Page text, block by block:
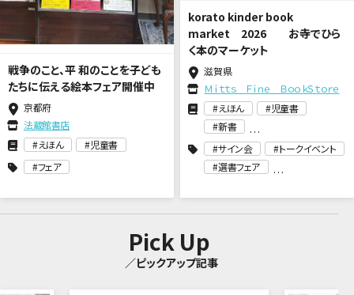
戦争のこと、平 和のことを子ども
たちに伝える絵本フェア開催中
京都府
法蔵館書店
えほん
児童書
フェア
korato kinder book
market 2026 お寺でひら
く本のマーケット
滋賀県
Ｍｉｔｔｓ Ｆｉｎｅ ＢｏｏｋＳｔｏｒｅ
えほん
児童書
新書
サイン会
トークイベント
選書フェア
Pick Up
／ピックアップ記事